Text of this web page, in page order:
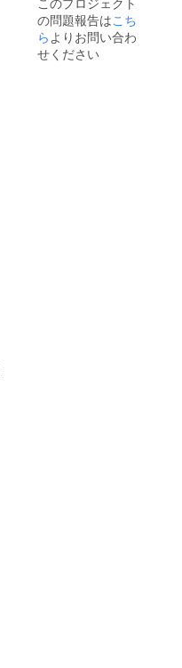
の問題報告はこち
ら よりお問い合わ
せください